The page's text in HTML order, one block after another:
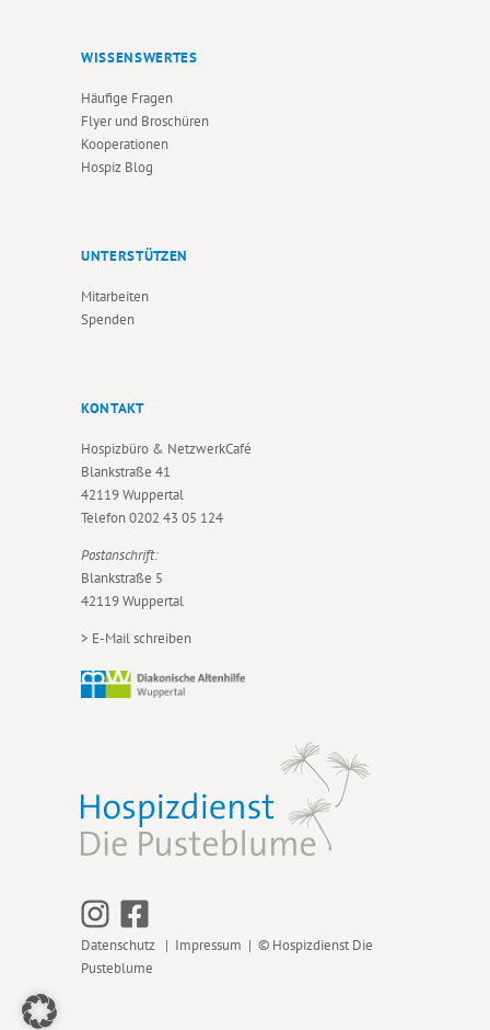
WISSENSWERTES
Häufige Fragen
Flyer und Broschüren
Kooperationen
Hospiz Blog
UNTERSTÜTZEN
Mitarbeiten
Spenden
KONTAKT
Hospizbüro & NetzwerkCafé
Blankstraße 41
42119 Wuppertal
Telefon0202 43 05 124
Postanschrift:
Blankstraße 5
42119 Wuppertal
> E-Mail schreiben
Datenschutz | Impressum | © Hospizdienst Die
Pusteblume